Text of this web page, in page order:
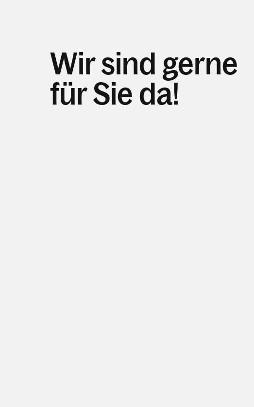
Wir sind gerne
für Sie da!